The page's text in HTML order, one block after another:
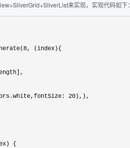
来实现，实现代码如下：
, (index){
20 ),),
{